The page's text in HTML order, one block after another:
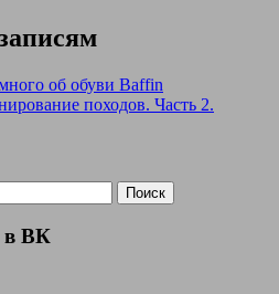
об обуви Baffin
походов. Часть 2.
Поиск
в ВК